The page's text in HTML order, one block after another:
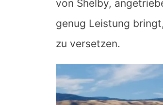
von Shelby,
genug Leistung
zu versetzen.